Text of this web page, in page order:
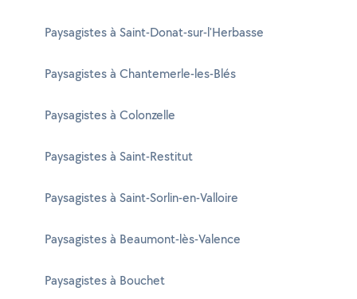
Paysagistes à Saint-Donat-sur-l'Herbasse
Paysagistes à Chantemerle-les-Blés
Paysagistes à Colonzelle
Paysagistes à Saint-Restitut
Paysagistes à Saint-Sorlin-en-Valloire
Paysagistes à Beaumont-lès-Valence
Paysagistes à Bouchet